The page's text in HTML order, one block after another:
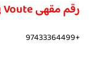
رقم مقهى Voute في الدوحة
+97433364499